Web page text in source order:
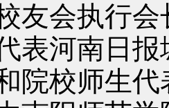
友会执行
表河南日
院校师生